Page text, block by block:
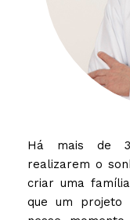
Há mais de
realizarem o
criar uma
que um